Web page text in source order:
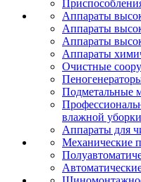
Аппараты
Аппараты
Аппараты
Аппараты
Очистные
Подметальные
влажной уборки
Аппараты для
Механические